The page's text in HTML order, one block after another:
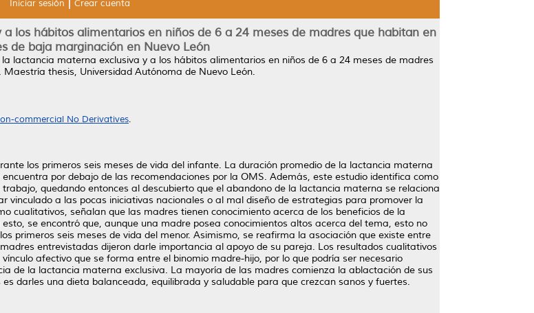
Iniciar sesión Crear cuenta
los hábitos alimentarios en niños de 6 a 24 meses de madres que habitan en
de baja marginación en Nuevo León
lactancia materna exclusiva y a los hábitos alimentarios en niños de 6 a 24 meses de madres
Maestría thesis, Universidad Autónoma de Nuevo León.
commercial No Derivatives.
los primeros seis meses de vida del infante. La duración promedio de la lactancia materna
por debajo de las recomendaciones por la OMS. Además, este estudio identifica como
quedando entonces al descubierto que el abandono de la lactancia materna se relaciona
vinculado a las pocas iniciativas nacionales o al mal diseño de estrategias para promover la
cualitativos, señalan que las madres tienen conocimiento acerca de los beneficios de la
se encontró que, aunque una madre posea conocimientos altos acerca del tema, esto no
primeros seis meses de vida del menor. Asimismo, se reafirma la asociación que existe entre
entrevistadas dijeron darle importancia al apoyo de su pareja. Los resultados cualitativos
afectivo que se forma entre el binomio madre-hijo, por lo que podría ser necesario
de la lactancia materna exclusiva. La mayoría de las madres comienza la ablactación de sus
darles una dieta balanceada, equilibrada y saludable para que crezcan sanos y fuertes.